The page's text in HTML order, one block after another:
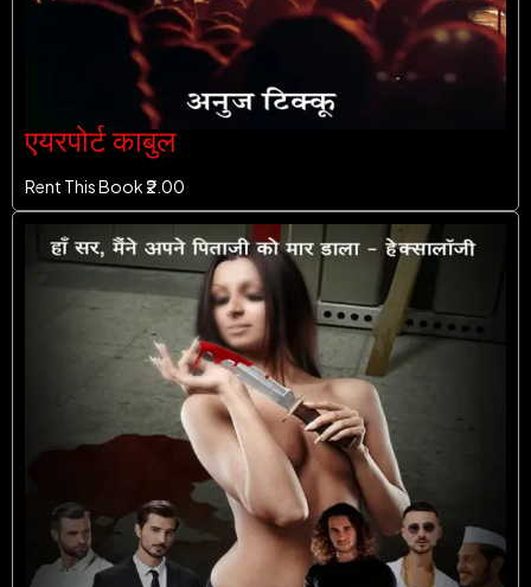
एयरपोर्ट काबुल
Rent This Book ₹ 2.00